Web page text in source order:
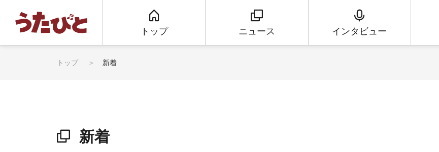
トップ ニュース インタビュー
トップ 新着
新着